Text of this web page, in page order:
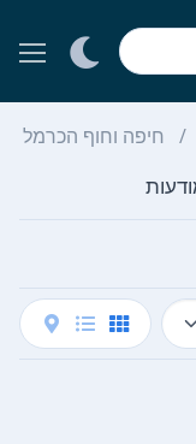
חיפה וחוף הכרמל